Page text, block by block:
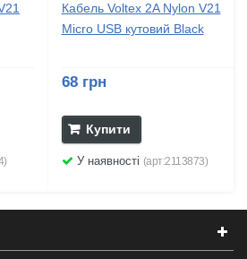
Кабель Voltex 2A Nylon V21
Micro USB кутовий Black
68 грн
Купити
У наявності (арт:2113873)